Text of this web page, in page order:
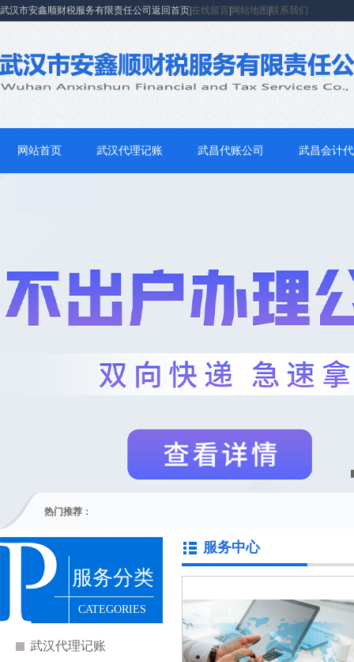
武汉市安鑫顺财税服务有限责任公司返回首页|在线留言 网站地图 联系我们
网站首页 武汉代理记账 武昌代账公司 武昌会计
热门推荐：
服务分类
CATEGORIES
武汉代理记账
服务中心